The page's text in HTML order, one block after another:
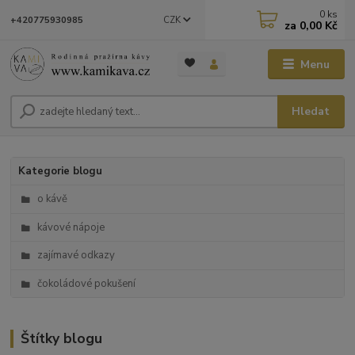
Menu
CZK
Hledat
+420775930985 0 ks
za 0,00 Kč
Kategorie blogu
o kávě
kávové nápoje
zajímavé odkazy
čokoládové pokušení
Štítky blogu